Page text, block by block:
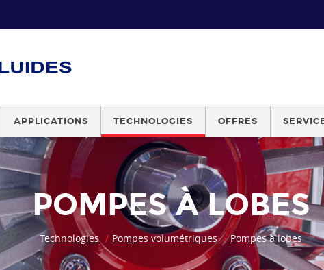
APPLICATIONS TECHNOLOGIES OFFRES
POMPES À LOBES
Technologies Pompes volumétriques Pompes à lobes